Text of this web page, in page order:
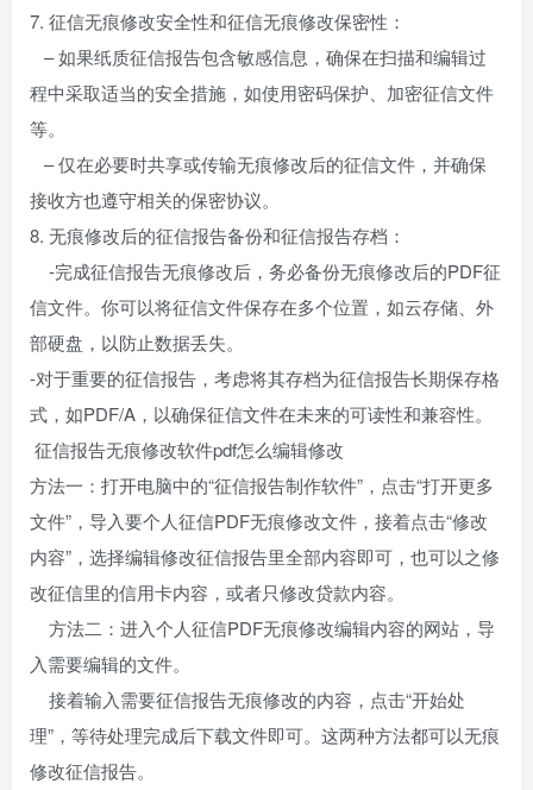
7. 征信无痕修改安全性和征信无痕修改保密性：
– 如果纸质征信报告包含敏感信息，确保在扫描和编辑过
程中采取适当的安全措施，如使用密码保护、加密征信文件
等。
– 仅在必要时共享或传输无痕修改后的征信文件，并确保
接收方也遵守相关的保密协议。
8. 无痕修改后的征信报告备份和征信报告存档：
-完成征信报告无痕修改后，务必备份无痕修改后的PDF征
信文件。你可以将征信文件保存在多个位置，如云存储、外
部硬盘，以防止数据丢失。
-对于重要的征信报告，考虑将其存档为征信报告长期保存格
式，如PDF/A，以确保征信文件在未来的可读性和兼容性。
征信报告无痕修改软件pdf怎么编辑修改
方法一：打开电脑中的“征信报告制作软件”，点击“打开更多
文件”，导入要个人征信PDF无痕修改文件，接着点击“修改
内容”，选择编辑修改征信报告里全部内容即可，也可以之修
改征信里的信用卡内容，或者只修改贷款内容。
方法二：进入个人征信PDF无痕修改编辑内容的网站，导
入需要编辑的文件。
接着输入需要征信报告无痕修改的内容，点击“开始处
理”，等待处理完成后下载文件即可。这两种方法都可以无痕
修改征信报告。